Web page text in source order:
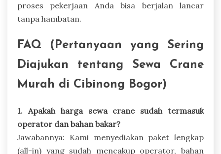
proses pekerjaan Anda bisa berjalan lancar
tanpa hambatan.
FAQ (Pertanyaan yang Sering
Diajukan tentang Sewa Crane
Murah di Cibinong Bogor)
1. Apakah harga sewa crane sudah termasuk
operator dan bahan bakar?
Jawabannya: Kami menyediakan paket lengkap
(all-in) yang sudah mencakup operator, bahan